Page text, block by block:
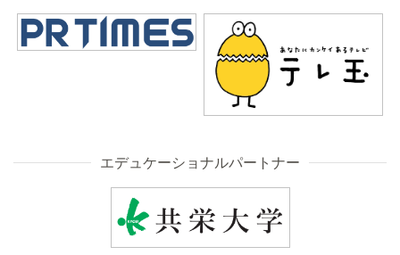
エデュケーショナルパートナー